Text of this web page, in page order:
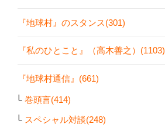
『地球村』のスタンス(301)
『私のひとこと』（高木善之）(1103)
『地球村通信』(661)
巻頭言(414)
スペシャル対談(248)